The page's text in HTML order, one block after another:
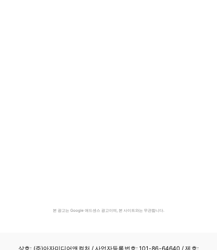
본 광고는 Google 애드센스 광고이며, 본 사이트와는 무관합니다.
상호: (주)아자미디어앤컬처 /사업자등록번호: 101-86-64640 / 제호: